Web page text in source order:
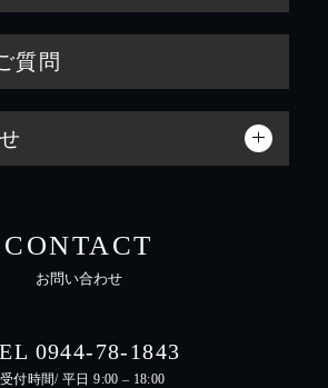
質問
CONTACT
お問い合わせ
0944-78-1843
受付時間/ 平日 9:00 – 18:00